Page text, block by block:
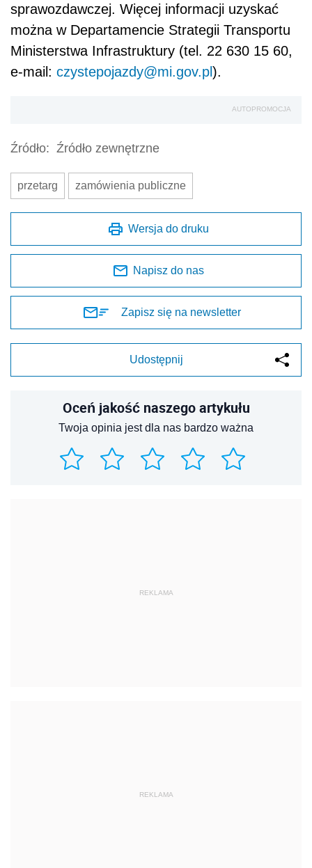
sprawozdawczej. Więcej informacji uzyskać
można w Departamencie Strategii Transportu
Ministerstwa Infrastruktury (tel. 22 630 15 60,
e-mail: czystepojazdy@mi.gov.pl).
AUTOPROMOCJA
Źródło: Źródło zewnętrzne
przetarg zamówienia publiczne
Wersja do druku
Napisz do nas
Zapisz się na newsletter
Udostępnij
Oceń jakość naszego artykułu
Twoja opinia jest dla nas bardzo ważna
REKLAMA
REKLAMA